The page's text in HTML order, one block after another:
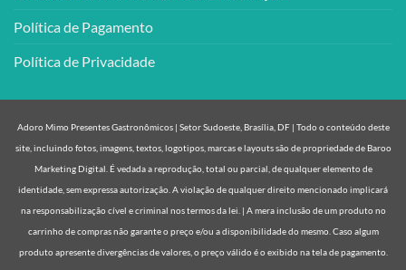
Política de Pagamento
Política de Privacidade
Adoro Mimo Presentes Gastronômicos | Setor Sudoeste, Brasília, DF | Todo o conteúdo deste
site, incluindo fotos, imagens, textos, logotipos, marcas e layouts são de propriedade de Baroo
Marketing Digital. É vedada a reprodução, total ou parcial, de qualquer elemento de
identidade, sem expressa autorização. A violação de qualquer direito mencionado implicará
na responsabilização cível e criminal nos termos da lei. | A mera inclusão de um produto no
carrinho de compras não garante o preço e/ou a disponibilidade do mesmo. Caso algum
produto apresente divergências de valores, o preço válido é o exibido na tela de pagamento.